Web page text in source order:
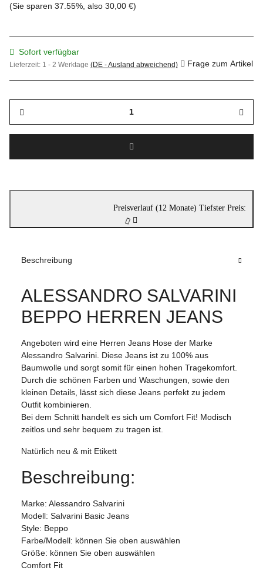
(Sie sparen 37.55% , also 30,00 €)
Sofort verfügbar
Lieferzeit: 1 - 2 Werktage (DE - Ausland abweichend) Frage zum Artikel
Preisverlauf (12 Monate)
Beschreibung
ALESSANDRO SALVARINI
BEPPO HERREN JEANS
Angeboten wird eine Herren Jeans Hose der Marke
Alessandro Salvarini. Diese Jeans ist zu 100% aus
Baumwolle und sorgt somit für einen hohen Tragekomfort.
Durch die schönen Farben und Waschungen, sowie den
kleinen Details, lässt sich diese Jeans perfekt zu jedem
Outfit kombinieren.
Bei dem Schnitt handelt es sich um Comfort Fit! Modisch
zeitlos und sehr bequem zu tragen ist.
Natürlich neu & mit Etikett
Beschreibung:
Marke: Alessandro Salvarini
Modell: Salvarini Basic Jeans
Style: Beppo
Farbe/Modell: können Sie oben auswählen
Größe: können Sie oben auswählen
Comfort Fit